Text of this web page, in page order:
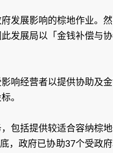
发展影响的棕地作业。
发展局以「金钱补偿与协
响经营者以提供协助及
。
包括提供较适合容纳棕
，政府已协助37个受政